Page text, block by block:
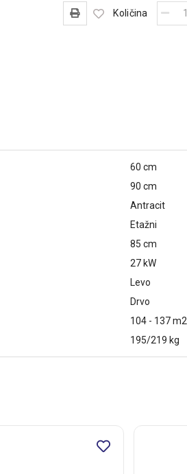
Količina
60 cm
90 cm
Antracit
Etažni
85 cm
27 kW
Levo
Drvo
104 - 137 m2
195/219 kg